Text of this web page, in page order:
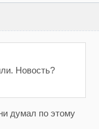
Новость?
думал по этому